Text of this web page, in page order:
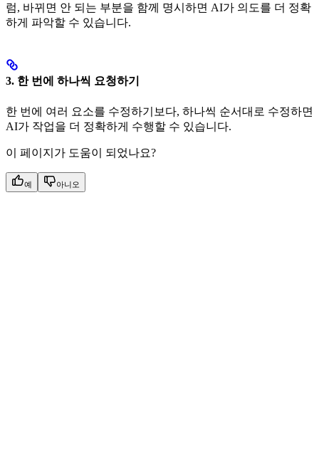
럼, 바뀌면 안 되는 부분을 함께 명시하면 AI가 의도를 더 정확
하게 파악할 수 있습니다.
3. 한 번에 하나씩 요청하기
한 번에 여러 요소를 수정하기보다, 하나씩 순서대로 수정하면
AI가 작업을 더 정확하게 수행할 수 있습니다.
이 페이지가 도움이 되었나요?
예 아니오